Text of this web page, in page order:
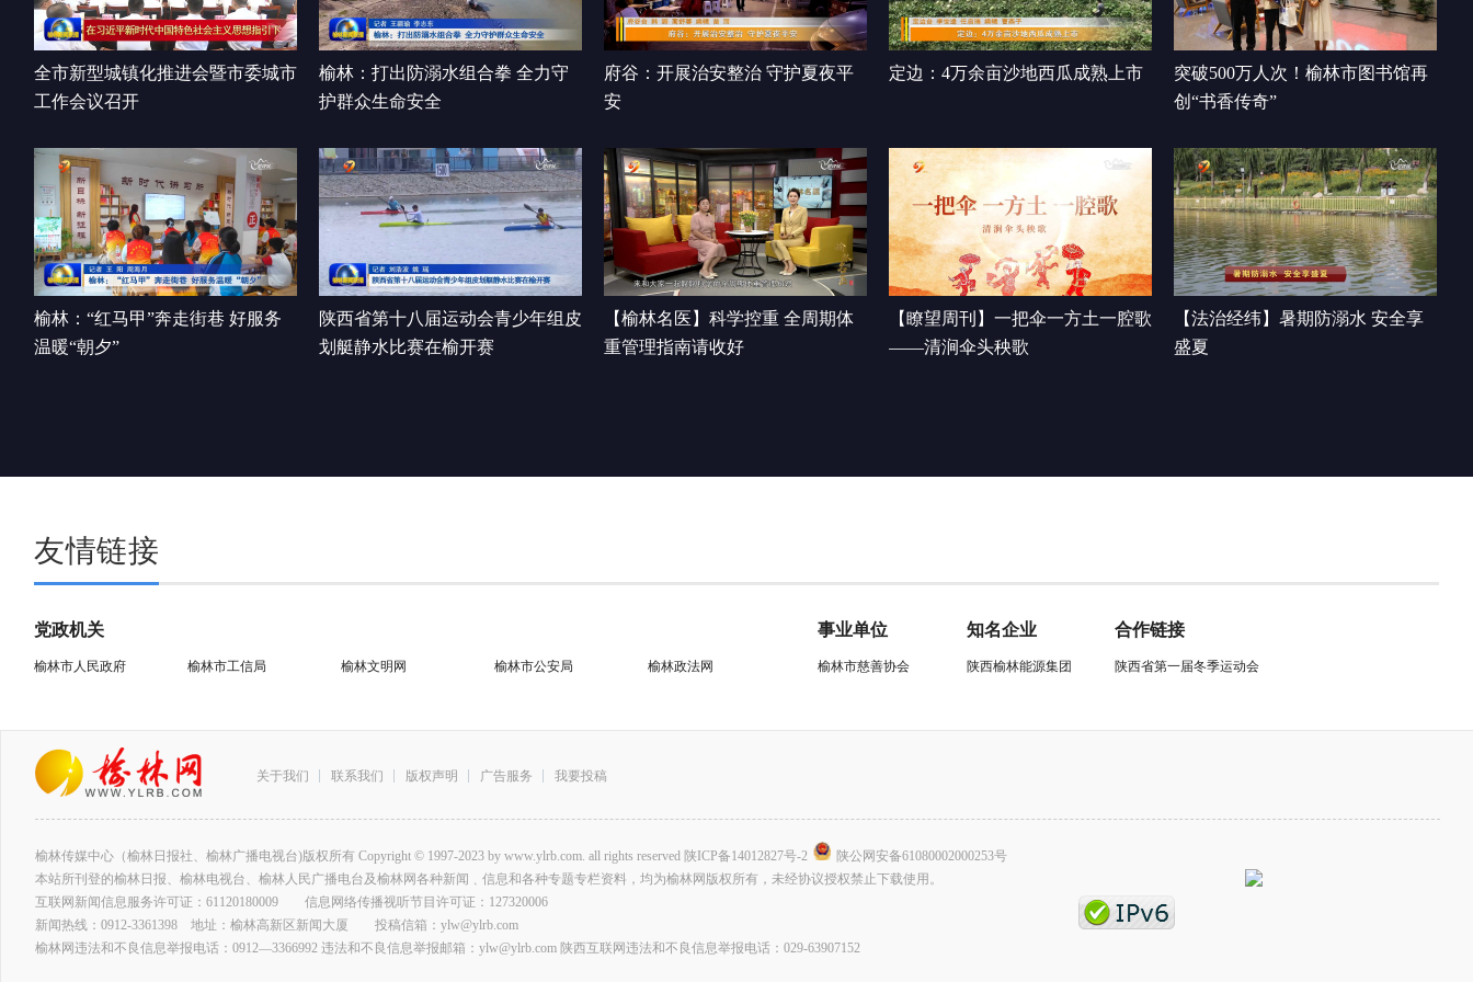
00:00:36
全市新型城镇化推进会暨市委城市
工作会议召开
榆林：打出防溺水组合拳 全力守
护群众生命安全
府谷：开展治安整治 守护夏夜平
安
定边：4万余亩沙地西瓜成熟上市
突破500万人次！榆林市图书馆再
创“书香传奇”
榆林：“红马甲”奔走街巷 好服务
温暖“朝夕”
陕西省第十八届运动会青少年组皮
划艇静水比赛在榆开赛
【榆林名医】科学控重 全周期体
重管理指南请收好
【瞭望周刊】一把伞一方土一腔歌
——清涧伞头秧歌
【法治经纬】暑期防溺水 安全享
盛夏
友情链接
党政机关
榆林市人民政府 榆林市工信局 榆林文明网 榆林市公安局 榆林政法网
事业单位
榆林市慈善协会
知名企业
陕西榆林能源集团
合作链接
陕西省第一届冬季运动会
关于我们 联系我们 版权声明 广告服务 我要投稿
榆林传媒中心（榆林日报社、榆林广播电视台)版权所有 Copyright © 1997-2023 by www.ylrb.com. all rights reserved 陕ICP备14012827号-2
陕公网安备61080002000253号
本站所刊登的榆林日报、榆林电视台、榆林人民广播电台及榆林网各种新闻﹑信息和各种专题专栏资料，均为榆林网版权所有，未经协议授权禁止下载使用。
互联网新闻信息服务许可证：61120180009 信息网络传播视听节目许可证：127320006
新闻热线：0912-3361398 地址：榆林高新区新闻大厦 投稿信箱：ylw@ylrb.com
榆林网违法和不良信息举报电话：0912—3366992 违法和不良信息举报邮箱：ylw@ylrb.com 陕西互联网违法和不良信息举报电话：029-63907152